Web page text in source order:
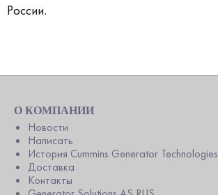
России.
О КОМПАНИИ
Новости
Написать
История Cummins Generator Technologies
Доставка
Контакты